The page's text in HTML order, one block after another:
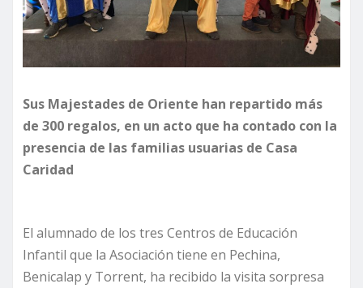
Sus Majestades de Oriente han repartido más
de 300 regalos, en un acto que ha contado con la
presencia de las familias usuarias de Casa
Caridad
El alumnado de los tres Centros de Educación
Infantil que la Asociación tiene en Pechina,
Benicalap y Torrent, ha recibido la visita sorpresa